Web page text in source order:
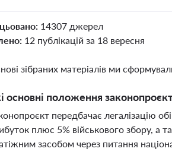
14307 джерел
12 публікацій за 18 вересня
зібраних матеріалів ми
основні положення
передбачає легалізацію
плюс 5% військового збору, а
засобом через питання